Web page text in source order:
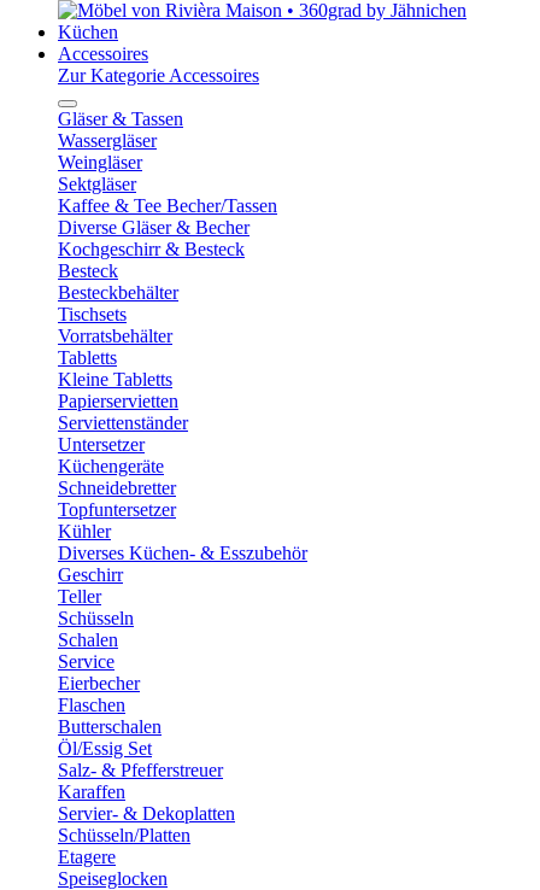
Küchen
Accessoires
Zur Kategorie Accessoires
Gläser & Tassen
Wassergläser
Weingläser
Sektgläser
Kaffee & Tee Becher/Tassen
Diverse Gläser & Becher
Kochgeschirr & Besteck
Besteck
Besteckbehälter
Tischsets
Vorratsbehälter
Tabletts
Kleine Tabletts
Papierservietten
Serviettenständer
Untersetzer
Küchengeräte
Schneidebretter
Topfuntersetzer
Kühler
Diverses Küchen- & Esszubehör
Geschirr
Teller
Schüsseln
Schalen
Service
Eierbecher
Flaschen
Butterschalen
Öl/Essig Set
Salz- & Pfefferstreuer
Karaffen
Servier- & Dekoplatten
Schüsseln/Platten
Etagere
Speiseglocken